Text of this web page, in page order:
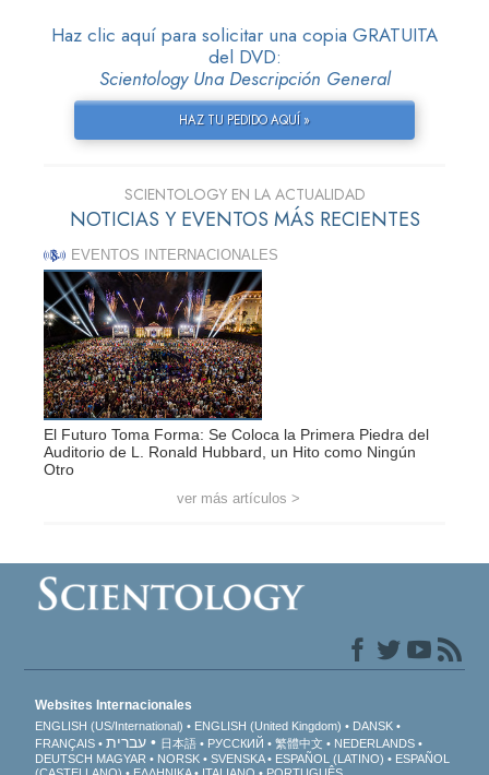
Haz clic aquí para solicitar una copia GRATUITA
del DVD:
Scientology Una Descripción General
HAZ TU PEDIDO AQUÍ »
SCIENTOLOGY EN LA ACTUALIDAD
NOTICIAS Y EVENTOS MÁS RECIENTES
EVENTOS INTERNACIONALES
El Futuro Toma Forma: Se Coloca la Primera Piedra del
Auditorio de L. Ronald Hubbard, un Hito como Ningún
Otro
ver más artículos >
Websites Internacionales
ENGLISH (US/International) ENGLISH (United Kingdom)
DANSK
FRANÇAIS
עברית 日本語 РУССКИЙ 繁體中文
NEDERLANDS
DEUTSCH MAGYAR NORSK SVENSKA ESPAÑOL (LATINO)
ESPAÑOL